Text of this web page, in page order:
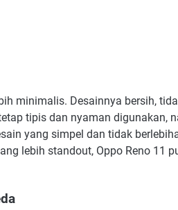
minimalis. Desainnya bersih,
tipis dan nyaman digunakan,
yang simpel dan tidak
lebih standout, Oppo Reno 11